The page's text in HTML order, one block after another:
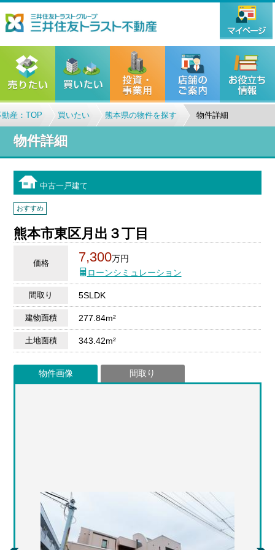
産：TOP 買いたい 熊本県の物件を探す 物件詳細
物件詳細
中古一戸建て
おすすめ
熊本市東区月出３丁目
価格 7,300万円
ローンシミュレーション
間取り 5SLDK
建物面積 277.84m²
土地面積 343.42m²
物件画像 間取り